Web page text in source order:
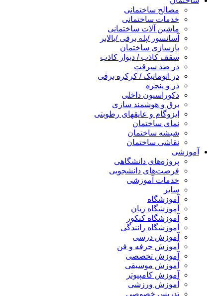
مصالح ساختمانی
خدمات ساختمانی
ماشین آلات ساختمانی
آسانسور /پله برقی /بالابر
بازسازی ساختمان
سقف کاذب / دیوار کاذب
در ضد سرقت
در اتوماتیک / کرکره برقی
در و پنجره
دکوراسیون داخلی
برق و هوشمند سازی
ایزوگام و عایقهای رطوبتی
نمای ساختمان
شیشه ساختمان
نقاشی ساختمان
آموزشی
پروژه‌های دانشگاهی
فرصت‌های دانشجویی
خدمات آموزشی
سایر
آموزشگاه
آموزشگاه زبان
آموزشگاه کنکور
آموزشگاه رانندگی
آموزش درسی
آموزش حرفه و فن
آموزش تخصصی
آموزش موسیقی
آموزش کامپیوتر
آموزش ورزشی
تدریس خصوصی